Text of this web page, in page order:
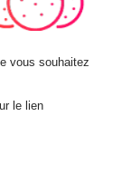
vous souhaitez
le lien